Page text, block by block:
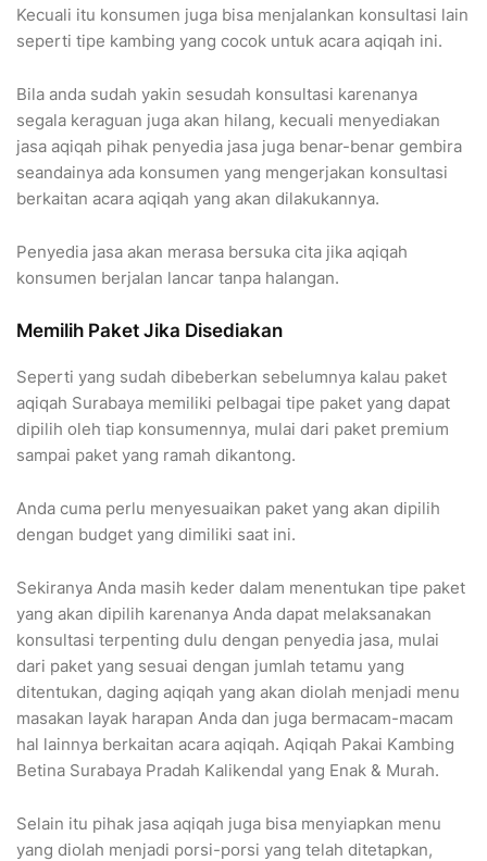
Kecuali itu konsumen juga bisa menjalankan konsultasi lain
seperti tipe kambing yang cocok untuk acara aqiqah ini.
Bila anda sudah yakin sesudah konsultasi karenanya
segala keraguan juga akan hilang, kecuali menyediakan
jasa aqiqah pihak penyedia jasa juga benar-benar gembira
seandainya ada konsumen yang mengerjakan konsultasi
berkaitan acara aqiqah yang akan dilakukannya.
Penyedia jasa akan merasa bersuka cita jika aqiqah
konsumen berjalan lancar tanpa halangan.
Memilih Paket Jika Disediakan
Seperti yang sudah dibeberkan sebelumnya kalau paket
aqiqah Surabaya memiliki pelbagai tipe paket yang dapat
dipilih oleh tiap konsumennya, mulai dari paket premium
sampai paket yang ramah dikantong.
Anda cuma perlu menyesuaikan paket yang akan dipilih
dengan budget yang dimiliki saat ini.
Sekiranya Anda masih keder dalam menentukan tipe paket
yang akan dipilih karenanya Anda dapat melaksanakan
konsultasi terpenting dulu dengan penyedia jasa, mulai
dari paket yang sesuai dengan jumlah tetamu yang
ditentukan, daging aqiqah yang akan diolah menjadi menu
masakan layak harapan Anda dan juga bermacam-macam
hal lainnya berkaitan acara aqiqah. Aqiqah Pakai Kambing
Betina Surabaya Pradah Kalikendal yang Enak & Murah.
Selain itu pihak jasa aqiqah juga bisa menyiapkan menu
yang diolah menjadi porsi-porsi yang telah ditetapkan,